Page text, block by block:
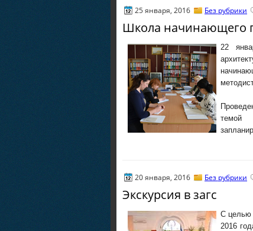
25 января, 2016 Без рубрики
Школа начинающего
22
темой
20 января, 2016 Без рубрики
Экскурсия в загс
С целью
2016